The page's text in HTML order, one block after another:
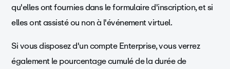
qu'elles ont fournies dans le formulaire d'inscription, et si
elles ont assisté ou non à l'événement virtuel.
Si vous disposez d'un compte Enterprise, vous verrez
également le pourcentage cumulé de la durée de